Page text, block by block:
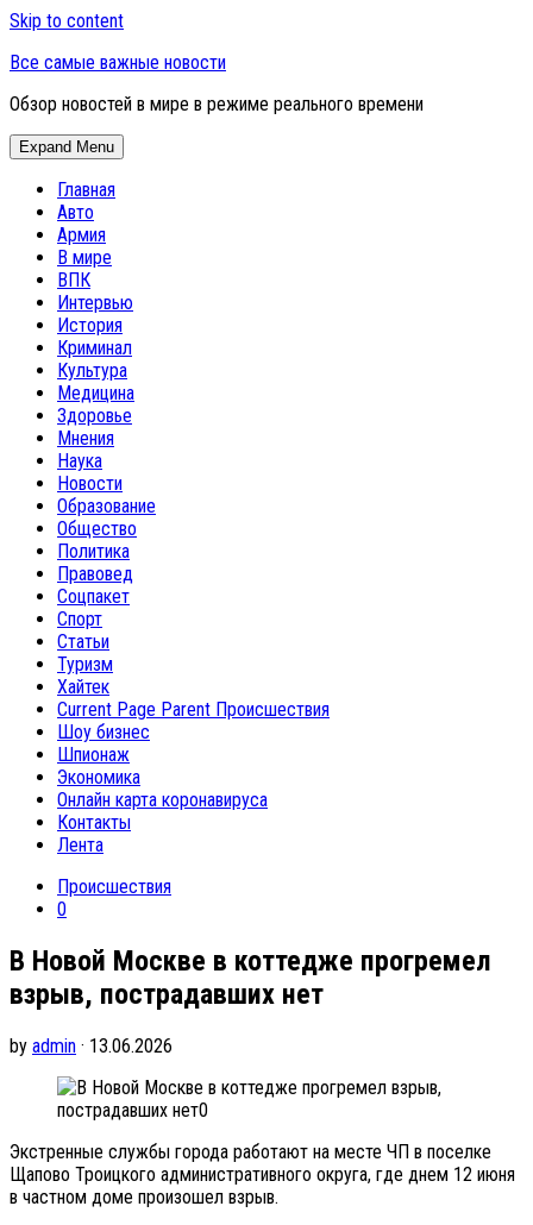
Skip to content
Все самые важные новости
Обзор новостей в мире в режиме реального времени
Expand Menu
Главная
Авто
Армия
В мире
ВПК
Интервью
История
Криминал
Культура
Медицина
Здоровье
Мнения
Наука
Новости
Образование
Общество
Политика
Правовед
Соцпакет
Спорт
Статьи
Туризм
Хайтек
Current Page Parent Происшествия
Шоу бизнес
Шпионаж
Экономика
Онлайн карта коронавируса
Контакты
Лента
Происшествия
0
В Новой Москве в коттедже прогремел
взрыв, пострадавших нет
by admin · 13.06.2026
Экстренные службы города работают на месте ЧП в поселке
Щапово Троицкого административного округа, где днем 12 июня
в частном доме произошел взрыв.